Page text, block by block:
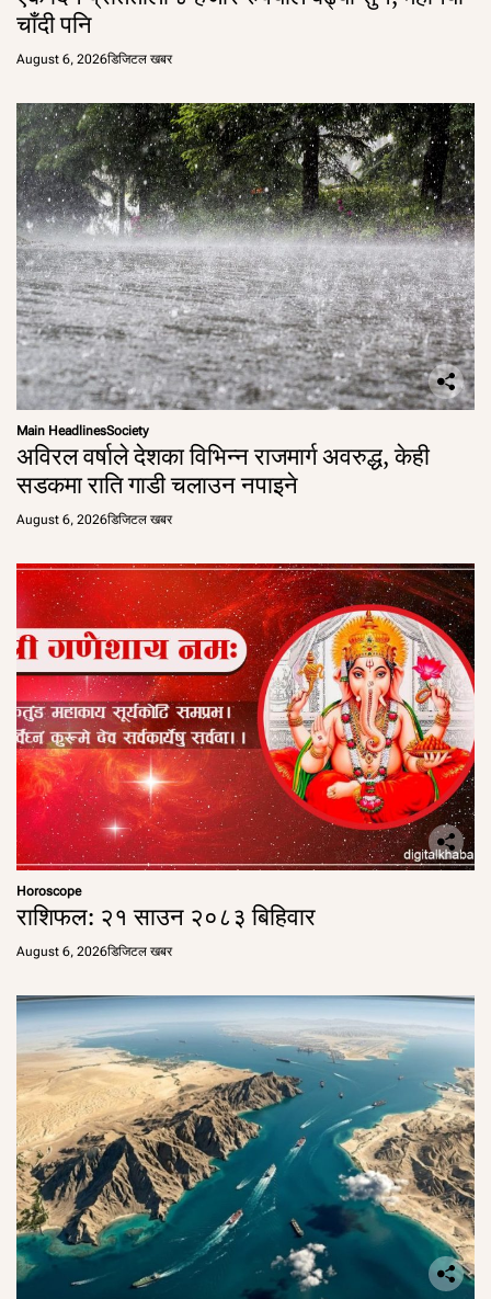
चाँदी पनि
August 6, 2026डिजिटल खबर
Main HeadlinesSociety
अविरल वर्षाले देशका विभिन्न राजमार्ग अवरुद्ध, केही
सडकमा राति गाडी चलाउन नपाइने
August 6, 2026डिजिटल खबर
Horoscope
राशिफल: २१ साउन २०८३ बिहिवार
August 6, 2026डिजिटल खबर